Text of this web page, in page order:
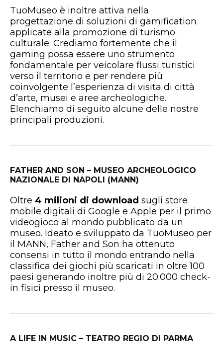
TuoMuseo è inoltre attiva nella
progettazione di soluzioni di gamification
applicate alla promozione di turismo
culturale. Crediamo fortemente che il
gaming possa essere uno strumento
fondamentale per veicolare flussi turistici
verso il territorio e per rendere più
coinvolgente l’esperienza di visita di città
d’arte, musei e aree archeologiche.
Elenchiamo di seguito alcune delle nostre
principali produzioni.
FATHER AND SON – MUSEO ARCHEOLOGICO
NAZIONALE DI NAPOLI (MANN)
Oltre 4 milioni di download sugli store
mobile digitali di Google e Apple per il primo
videogioco al mondo pubblicato da un
museo. Ideato e sviluppato da TuoMuseo per
il MANN, Father and Son ha ottenuto
consensi in tutto il mondo entrando nella
classifica dei giochi più scaricati in oltre 100
paesi generando inoltre più di 20.000 check-
in fisici presso il museo.
A LIFE IN MUSIC – TEATRO REGIO DI PARMA